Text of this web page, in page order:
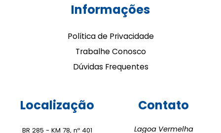
Informações
Política de Privacidade
Trabalhe Conosco
Dúvidas Frequentes
Localização
BR 285 - KM 78, nº 401
Contato
Lagoa Vermelha